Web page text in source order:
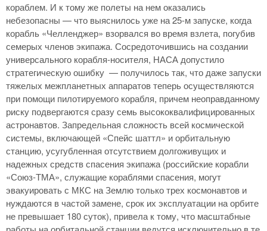
кораблем. И к тому же полеты на нем оказались
небезопасны — что выяснилось уже на 25-м запуске, когда
корабль «Челленджер» взорвался во время взлета, погубив
семерых членов экипажа. Сосредоточившись на создании
универсального корабля-носителя, НАСА допустило
стратегическую ошибку — получилось так, что даже запуски
тяжелых межпланетных аппаратов теперь осуществляются
при помощи пилотируемого корабля, причем неоправданному
риску подвергаются сразу семь высококвалифицированных
астронавтов. Запредельная сложность всей космической
системы, включающей «Спейс шаттл» и орбитальную
станцию, усугубленная отсутствием долгоживущих и
надежных средств спасения экипажа (российские корабли
«Союз-ТМА», служащие кораблями спасения, могут
эвакуировать с МКС на Землю только трех космонавтов и
нуждаются в частой замене, срок их эксплуатации на орбите
не превышает 180 суток), привела к тому, что масштабные